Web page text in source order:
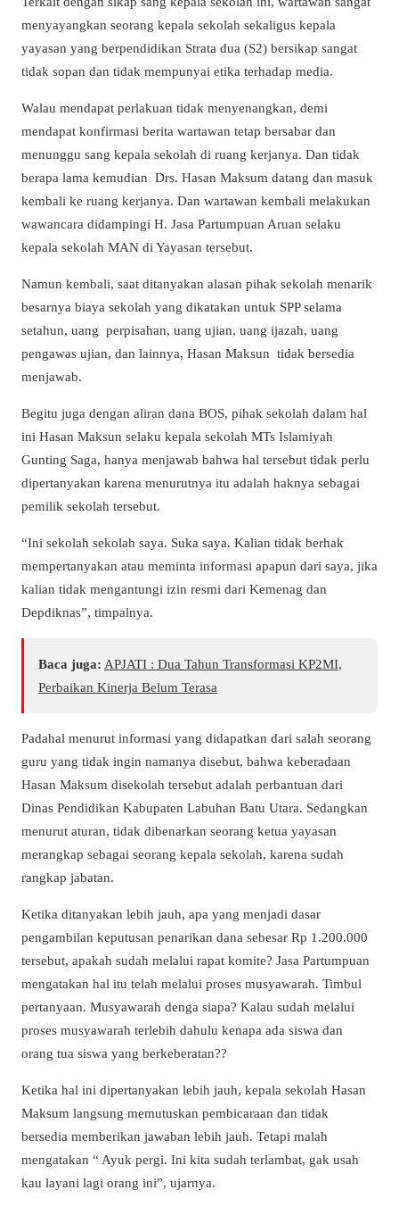
menyayangkan seorang kepala sekolah sekaligus kepala
yayasan yang berpendidikan Strata dua (S2) bersikap sangat
tidak sopan dan tidak mempunyai etika terhadap media.
Walau mendapat perlakuan tidak menyenangkan, demi
mendapat konfirmasi berita wartawan tetap bersabar dan
menunggu sang kepala sekolah di ruang kerjanya. Dan tidak
berapa lama kemudian Drs. Hasan Maksum datang dan masuk
kembali ke ruang kerjanya. Dan wartawan kembali melakukan
wawancara didampingi H. Jasa Partumpuan Aruan selaku
kepala sekolah MAN di Yayasan tersebut.
Namun kembali, saat ditanyakan alasan pihak sekolah menarik
besarnya biaya sekolah yang dikatakan untuk SPP selama
setahun, uang perpisahan, uang ujian, uang ijazah, uang
pengawas ujian, dan lainnya, Hasan Maksun tidak bersedia
menjawab.
Begitu juga dengan aliran dana BOS, pihak sekolah dalam hal
ini Hasan Maksun selaku kepala sekolah MTs Islamiyah
Gunting Saga, hanya menjawab bahwa hal tersebut tidak perlu
dipertanyakan karena menurutnya itu adalah haknya sebagai
pemilik sekolah tersebut.
“Ini sekolah sekolah saya. Suka saya. Kalian tidak berhak
mempertanyakan atau meminta informasi apapun dari saya, jika
kalian tidak mengantungi izin resmi dari Kemenag dan
Depdiknas”, timpalnya.
Baca juga: APJATI : Dua Tahun Transformasi KP2MI,
Perbaikan Kinerja Belum Terasa
Padahal menurut informasi yang didapatkan dari salah seorang
guru yang tidak ingin namanya disebut, bahwa keberadaan
Hasan Maksum disekolah tersebut adalah perbantuan dari
Dinas Pendidikan Kabupaten Labuhan Batu Utara. Sedangkan
menurut aturan, tidak dibenarkan seorang ketua yayasan
merangkap sebagai seorang kepala sekolah, karena sudah
rangkap jabatan.
Ketika ditanyakan lebih jauh, apa yang menjadi dasar
pengambilan keputusan penarikan dana sebesar Rp 1.200.000
tersebut, apakah sudah melalui rapat komite? Jasa Partumpuan
mengatakan hal itu telah melalui proses musyawarah. Timbul
pertanyaan. Musyawarah denga siapa? Kalau sudah melalui
proses musyawarah terlebih dahulu kenapa ada siswa dan
orang tua siswa yang berkeberatan??
Ketika hal ini dipertanyakan lebih jauh, kepala sekolah Hasan
Maksum langsung memutuskan pembicaraan dan tidak
bersedia memberikan jawaban lebih jauh. Tetapi malah
mengatakan “ Ayuk pergi. Ini kita sudah terlambat, gak usah
kau layani lagi orang ini”, ujarnya.